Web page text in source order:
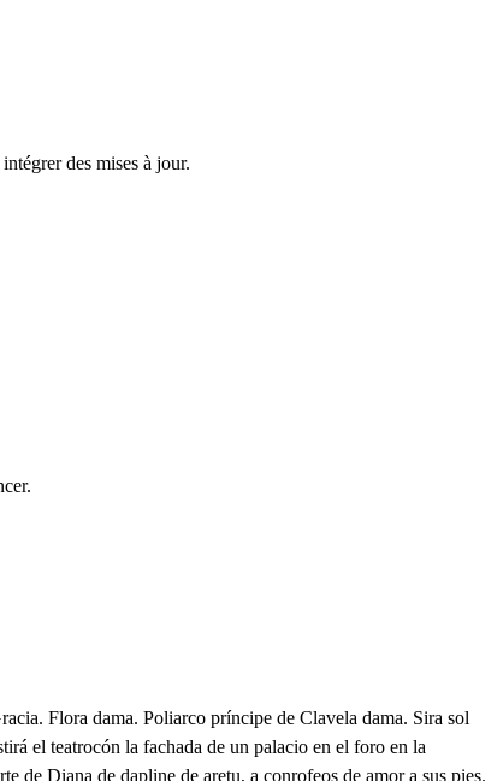
des mises à jour.
movimiento de la escarchada madeja servía de adorno fapil la esmeralda de las ierbas por esta cuerda de plata que amante el céfiro templa sobre la citara grave de la olorosa verida donde es cada flor, un eco cade ramo una cadencia cada tronco, es arco verde, traste duro es cada peña, comence a seguir gustosa la cultura di una senda variable cinta de flores, tan primorosa, tan bella que si como dicen muchos hubiera amor pudiera para ser lince tejer de aquesta cinta su venda, llegué por este distrito verde compaz de violetas, que estendiéndose en esta tua vacios cérculos enseña a lo último, del segundo jardín, por donde se lleva aquella monstrupsa roca Cila estable de estas selvas que por oficios distintos sus prodigios manifiesta, Dígalo al ver esmaltada de lentistos ludiademas coronarse de abes dulces el aire de la comera Dígalo al mirar tu cuerpo. vestido de erranfes hiedras racimos de frutas negras. Dígalo el abrir su pecho en una rúsfca cueva por donde el aire suspira, por donde el risco bosteza. y dígalo, pero aquí poro segura mi lengua. en vez de encontrar palabras con los temores encuentra, o nunca enemigo acaso, prueba de mi aliento hicieras viendo que la roca escupe dos cristalinas sirenas. de sediento labio hechizos armonías lisonjeras que en sonoro metro a justan la sombra que representan repare en unos frazmentos Mármol, que el tiempo dejo para estudisso enbeleso de aquel que los interpreto y desentrañando un trojo de la ambición de la arena que concebe las ruinas para guardar las ofensas, ley que decía el mármol, amor oculto, ya ponas del accidente ofendido aunque no de la enfluencia se aseguraron mis ojos de la noticia primera, cuando al muerto baselisco que escupe el horror en letra Vise airada, oculte esquiva porque no quedase sena de la inplesión maliciosa, de la rasgada dureza, y aunque ya había olvidado este suceso que es tema de lo soberano hacer olvido en sus conveniencias, tú con esas repugnancias. hermana, otra vez le acuerdas. y el refecirle no es porque los regores tema de amor, deidad tementida, que los engaños venerán, sino para que conozcas Lisaura, para que entiendas que son hurtas nuestras glorias, que la esperanza es incierta que amor es mentira humilde sus arpones son quimenas, tu dómimo el más tirgno, sus leyes las más violenta, y que sola la esquiber vence vive, triunfa y reina. La esquivez truenfe de todos La crueldad hermosa venza. d eo. triunfe y reine mi rigor. Viva nuestra majestad. Pues ya de la beldad cantifo el profeo el amor. Pues ya de la Beldad es troptico el amor Sirenas artificiosas, que para aumentar mis penas Si llamáis como sirenas desestimáis como hermosas no siempre tan rigurna estrenéis vuestro valor, pues defiende mi dolor a estudios de la crueldad que yq de vuestra beldad trofeo humilde es amor. Segismundo vuestra fe, cortes, discreta y gallarda aunque en sus ob